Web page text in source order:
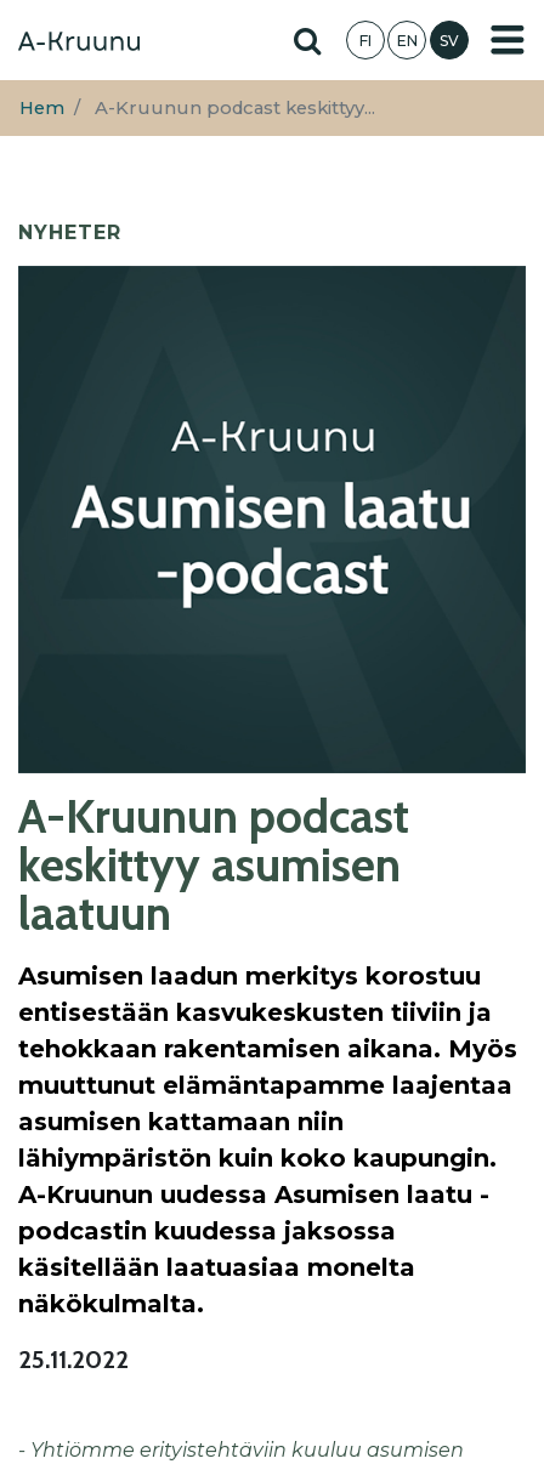
huvudinnehåll
Hae sivustolta
FI EN SV
Hem A-Kruunun podcast keskittyy...
NYHETER
A-Kruunun podcast
keskittyy asumisen
laatuun
Asumisen laadun merkitys korostuu
entisestään kasvukeskusten tiiviin ja
tehokkaan rakentamisen aikana. Myös
muuttunut elämäntapamme laajentaa
asumisen kattamaan niin
lähiympäristön kuin koko kaupungin.
A-Kruunun uudessa Asumisen laatu -
podcastin kuudessa jaksossa
käsitellään laatuasiaa monelta
näkökulmalta.
25.11.2022
- Yhtiömme erityistehtäviin kuuluu asumisen